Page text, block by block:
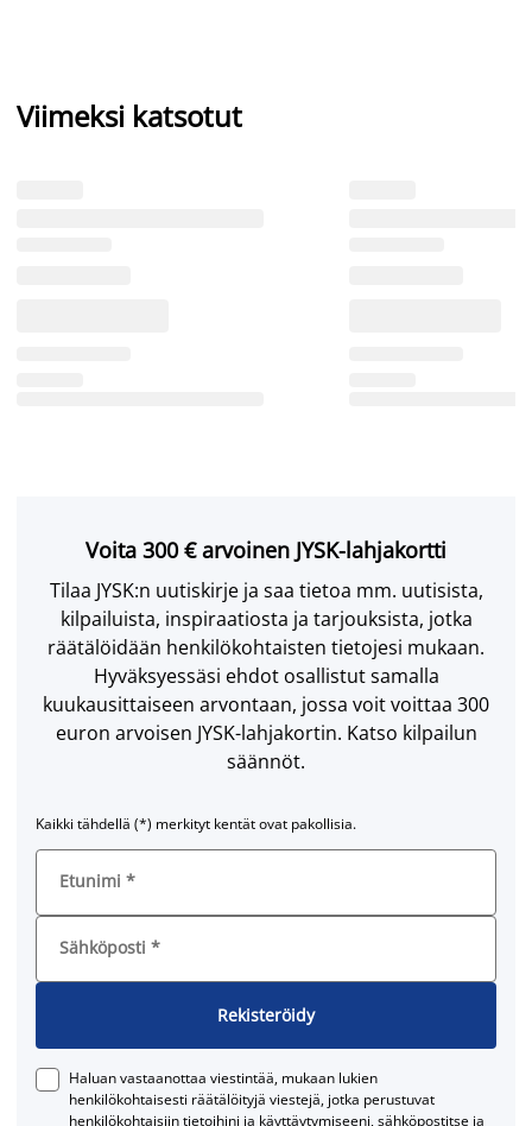
Viimeksi katsotut
Voita 300 € arvoinen JYSK-lahjakortti
Tilaa JYSK:n uutiskirje ja saa tietoa mm. uutisista,
kilpailuista, inspiraatiosta ja tarjouksista, jotka
räätälöidään henkilökohtaisten tietojesi mukaan.
Hyväksyessäsi ehdot osallistut samalla
kuukausittaiseen arvontaan, jossa voit voittaa 300
euron arvoisen JYSK-lahjakortin. Katso kilpailun
säännöt.
Kaikki tähdellä (*) merkityt kentät ovat pakollisia.
Etunimi *
Sähköposti *
Rekisteröidy
Haluan vastaanottaa viestintää, mukaan lukien
henkilökohtaisesti räätälöityjä viestejä, jotka perustuvat
henkilökohtaisiin tietoihini ja käyttäytymiseeni, sähköpostitse ja